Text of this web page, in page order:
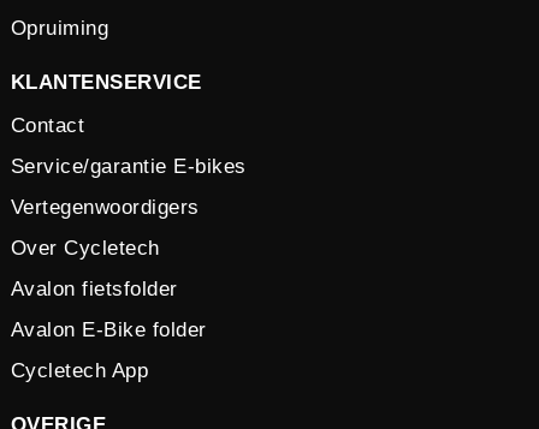
Opruiming
KLANTENSERVICE
Contact
Service/garantie E-bikes
Vertegenwoordigers
Over Cycletech
Avalon fietsfolder
Avalon E-Bike folder
Cycletech App
OVERIGE